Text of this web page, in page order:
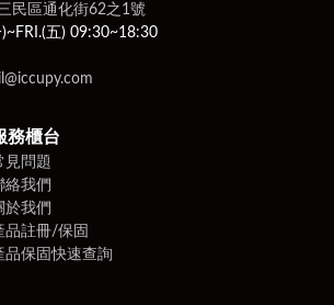
服聯繫LINE ID：@iccupy
買相關證明（訂購編號、訂購人姓名、
。
瑕疵和非人為損壞者，收到商品次日
日）內提出，可免費更換新品。
民區通化街62之1號
五) 09:30~18:30
務櫃台
見問題
絡我們
於我們
品註冊/保固
品保固快速查詢